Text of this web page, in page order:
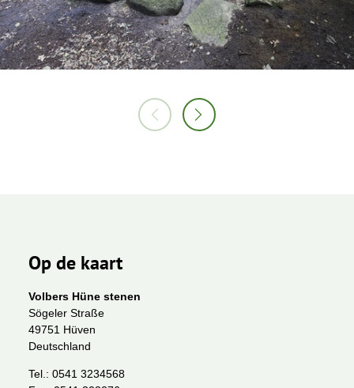
Op de kaart
Volbers Hüne stenen
Sögeler Straße
49751 Hüven
Deutschland
Tel.: 0541 3234568